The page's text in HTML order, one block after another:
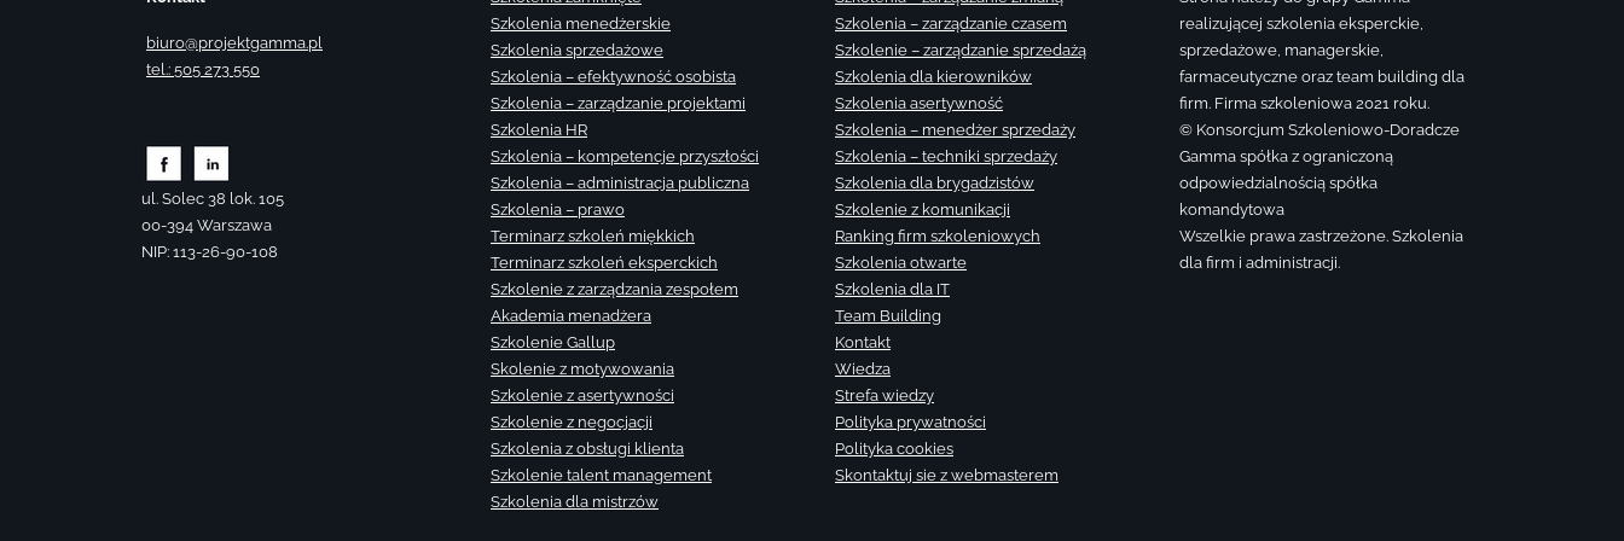
biuro@projektgamma.pl
tel.: 505 273 550
ul. Solec 38 lok. 105
00-394 Warszawa
NIP: 113-26-90-108
Szkolenia menedżerskie
Szkolenia sprzedażowe
Szkolenia – efektywność osobista
Szkolenia – zarządzanie projektami
Szkolenia HR
Szkolenia – kompetencje przyszłości
Szkolenia – administracja publiczna
Szkolenia – prawo
Terminarz szkoleń miękkich
Terminarz szkoleń eksperckich
Szkolenie z zarządzania zespołem
Akademia menadżera
Szkolenie Gallup
Skolenie z motywowania
Szkolenie z asertywności
Szkolenie z negocjacji
Szkolenia z obsługi klienta
Szkolenie talent management
Szkolenia dla mistrzów
Szkolenia – zarządzanie czasem
Szkolenie – zarządzanie sprzedażą
Szkolenia dla kierowników
Szkolenia asertywność
Szkolenia – menedżer sprzedaży
Szkolenia – techniki sprzedaży
Szkolenia dla brygadzistów
Szkolenie z komunikacji
Ranking firm szkoleniowych
Szkolenia otwarte
Szkolenia dla IT
Team Building
Kontakt
Wiedza
Strefa wiedzy
Polityka prywatności
Polityka cookies
Skontaktuj sie z webmasterem
realizującej szkolenia eksperckie,
sprzedażowe, managerskie,
farmaceutyczne oraz team building dla
firm. Firma szkoleniowa 2021 roku.
© Konsorcjum Szkoleniowo-Doradcze
Gamma spółka z ograniczoną
odpowiedzialnością spółka
komandytowa
Wszelkie prawa zastrzeżone. Szkolenia
dla firm i administracji.